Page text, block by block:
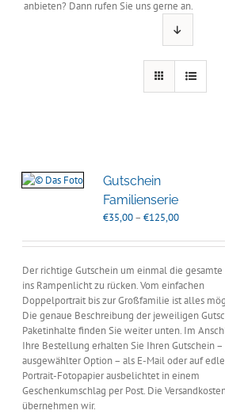
anbieten? Dann rufen Sie uns gerne an.
Gutschein
Familienserie
€35,00–€125,00Preisspanne:
bis
Der richtige Gutschein um einmal die
ins Rampenlicht zu rücken. Vom einfachen
Doppelportrait bis zur Großfamilie ist alles
Die genaue Beschreibung der jeweiligen
Paketinhalte finden Sie weiter unten. Im
Ihre Bestellung erhalten Sie Ihren Gutschein –
ausgewählter Option – als E-Mail oder auf
Portrait-Fotopapier ausbelichtet in einem
Geschenkumschlag per Post. Die
übernehmen wir.